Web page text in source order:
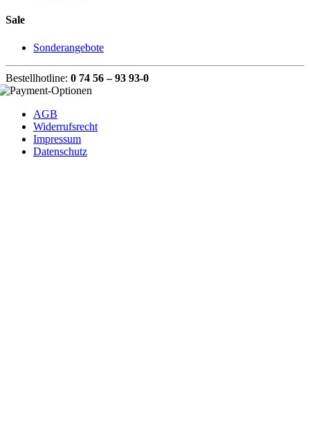
Sale
Sonderangebote
Bestellhotline: 0 74 56 – 93 93-0
AGB
Widerrufsrecht
Impressum
Datenschutz